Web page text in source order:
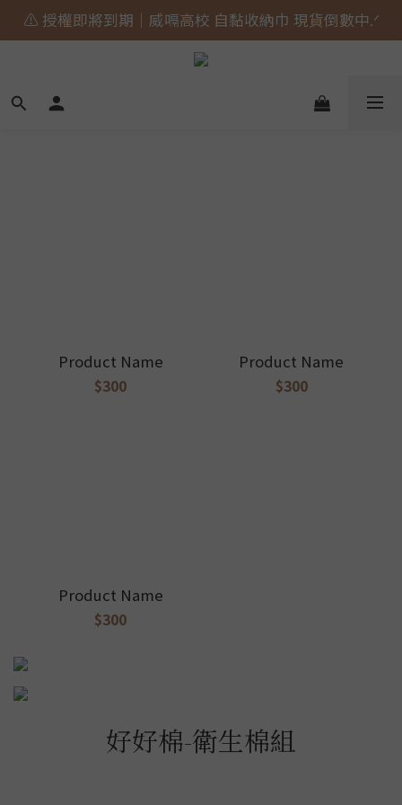
🎀 蝴蝶結貓貓的大人系日常 新上市⋆˚𝜗𝜚˚⋆
⚠️ 授權即將到期｜威嗝高校 自黏收納巾 現貨倒數中.ᐟ
🎀 蝴蝶結貓貓的大人系日常 新上市⋆˚𝜗𝜚˚⋆
Product Name
$300
Product Name
$300
Product Name
$300
好好棉-衛生棉組